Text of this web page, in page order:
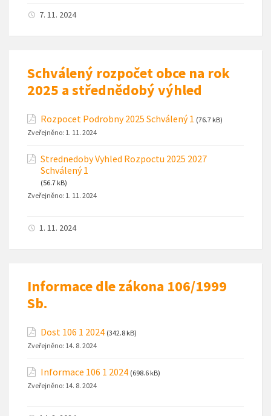
7. 11. 2024
Schválený rozpočet obce na rok
2025 a střednědobý výhled
Rozpocet Podrobny 2025 Schválený 1 (76.7 kB)
Zveřejněno: 1. 11. 2024
Strednedoby Vyhled Rozpoctu 2025 2027
Schválený 1
(56.7 kB)
Zveřejněno: 1. 11. 2024
1. 11. 2024
Informace dle zákona 106/1999
Sb.
Dost 106 1 2024 (342.8 kB)
Zveřejněno: 14. 8. 2024
Informace 106 1 2024 (698.6 kB)
Zveřejněno: 14. 8. 2024